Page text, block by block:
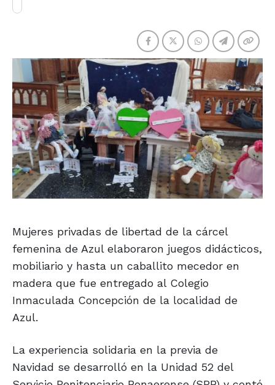
Mujeres privadas de libertad de la cárcel
femenina de Azul elaboraron juegos didácticos,
mobiliario y hasta un caballito mecedor en
madera que fue entregado al Colegio
Inmaculada Concepción de la localidad de
Azul.
La experiencia solidaria en la previa de
Navidad se desarrolló en la Unidad 52 del